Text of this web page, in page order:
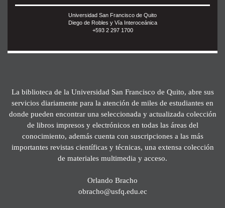
Universidad San Francisco de Quito
Diego de Robles y Vía Interoceánica
+593 2 297 1700
La biblioteca de la Universidad San Francisco de Quito, abre sus
servicios diariamente para la atención de miles de estudiantes en
donde pueden encontrar una seleccionada y actualizada colección
de libros impresos y electrónicos en todas las áreas del
conocimiento, además cuenta con suscripciones a las más
importantes revistas científicas y técnicas, una extensa colección
de materiales multimedia y acceso.
Orlando Bracho
obracho@usfq.edu.ec